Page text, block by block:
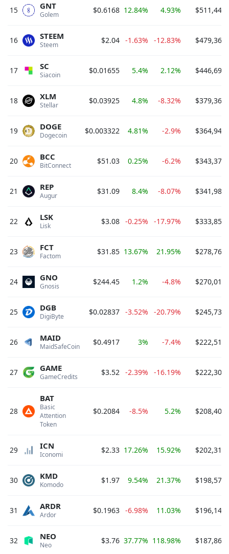
15 Golem
GNT $0.6168 12.84% 4.93%
16 Steem
STEEM $2.04 -1.63% -12.83%
17 Siacoin
SC $0.01655 5.4% 2.12%
18 Stellar
XLM $0.03925 4.8% -8.32%
19 Dogecoin
DOGE $0.003322 4.81% -2.9%
20 BitConnect
BCC $51.03 0.25% -6.2%
21 Augur
REP $31.09 8.4% -8.07%
22 Lisk
LSK $3.08 -0.25% -17.97%
23 Factom
FCT $31.85 13.67% 21.95%
24 Gnosis
GNO $244.45 1.2% -4.8%
25 DigiByte
DGB $0.02837 -3.52% -20.79%
26 MaidSafeCoin
MAID $0.4917 3% -7.4%
27 GameCredits
GAME $3.52 -2.39% -16.19%
28
Basic
Attention
Token
BAT
$0.2084 -8.5% 5.2%
29 Iconomi
ICN $2.33 17.26% 15.92%
30 Komodo
KMD $1.97 9.54% 21.37%
31 Ardor
ARDR $0.1963 -6.98% 11.03%
32 Neo
NEO $3.76 37.77% 118.98%